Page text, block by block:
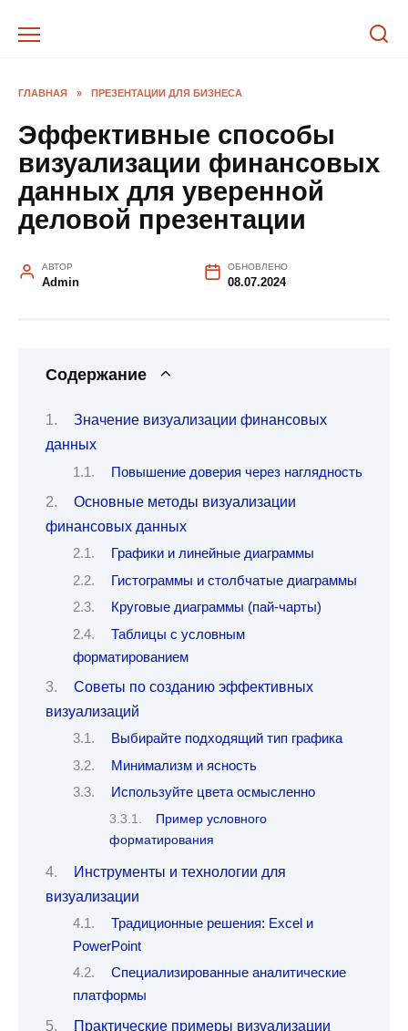
ГЛАВНАЯ » ПРЕЗЕНТАЦИИ ДЛЯ БИЗНЕСА
Эффективные способы
визуализации финансовых
данных для уверенной
деловой презентации
АВТОР
Admin
ОБНОВЛЕНО
08.07.2024
Содержание
Значение визуализации финансовых
данных
Повышение доверия через наглядность
Основные методы визуализации
финансовых данных
Графики и линейные диаграммы
Гистограммы и столбчатые диаграммы
Круговые диаграммы (пай-чарты)
Таблицы с условным
форматированием
Советы по созданию эффективных
визуализаций
Выбирайте подходящий тип графика
Минимализм и ясность
Используйте цвета осмысленно
Пример условного
форматирования
Инструменты и технологии для
визуализации
Традиционные решения: Excel и
PowerPoint
Специализированные аналитические
платформы
Практические примеры визуализации